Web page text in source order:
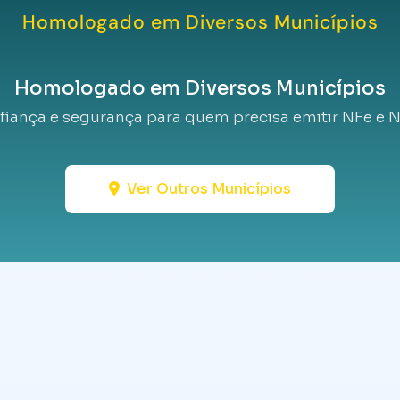
Homologado em Diversos Municípios
Homologado em Diversos Municípios
e segurança para quem precisa emitir NFe e
Ver Outros Municípios